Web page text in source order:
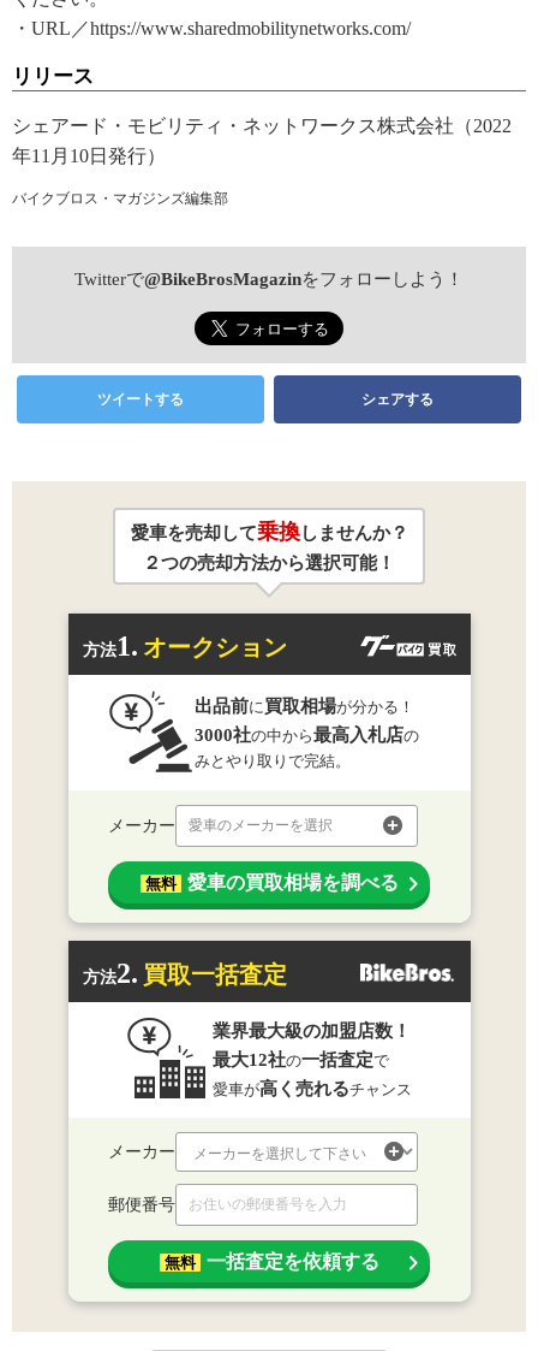
・URL／https://www.sharedmobilitynetworks.com/
リリース
シェアード・モビリティ・ネットワークス株式会社（2022
年11月10日発行）
バイクブロス・マガジンズ編集部
Twitterで@BikeBrosMagazinをフォローしよう！
ツイートする シェアする
愛車を売却して乗換しませんか？
２つの売却方法から選択可能！
方法1. オークション
出品前に買取相場が分かる！
3000社の中から最高入札店の
みとやり取りで完結。
メーカー 愛車のメーカーを選択
無料 愛車の買取相場を調べる
方法2. 買取一括査定
業界最大級の加盟店数！
最大12社の一括査定で
愛車が高く売れるチャンス
メーカー
郵便番号
無料 一括査定を依頼する